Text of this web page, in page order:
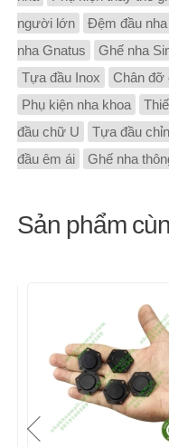
người lớn
Đệm đầu
nha Gnatus
Ghế nha
Tựa đầu Inox
Chân đỡ
Phụ kiện nha khoa
đầu chữ U
Tựa đầu
đầu êm ái
Ghế nha
Sản phẩm